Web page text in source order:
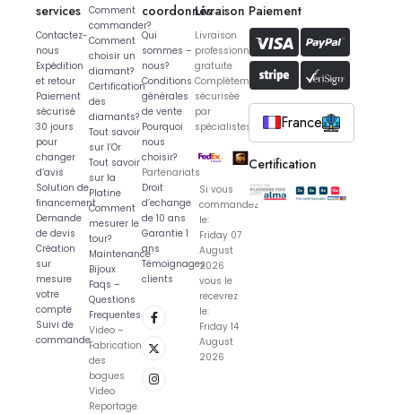
services
Contactez-
nous
Expédition
et retour
Paiement
sécurisé
30 jours
pour
changer
d’avis
Solution de
financement
Demande
de devis
Création
sur
mesure
votre
compte
Suivi de
commande
Comment
commander?
Comment
choisir un
diamant?
Certification
des
diamants?
Tout savoir
sur l’Or
Tout savoir
sur la
Platine
Comment
mesurer le
tour?
Maintenance
Bijoux
Faqs –
Questions
Frequentes
Video –
Fabrication
des
bagues
Video
Reportage
coordonnés
Qui
sommes –
nous?
Conditions
générales
de vente
Pourquoi
nous
choisir?
Partenariats
Droit
d’echange
de 10 ans
Garantie 1
ans
Témoignages
clients
Livraison
Livraison
professionnelle
gratuite
Complètement
sécurisée
par
spécialistes
Si vous
commandez
le:
Friday 07
August
2026
vous le
recevrez
le:
Friday 14
August
2026
Paiement
France
Certification